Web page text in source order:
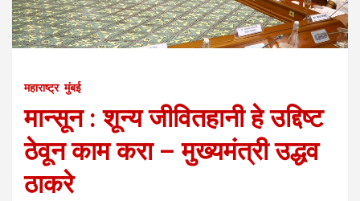
महाराष्ट्र मुंबई
मान्सून : शून्य जीवितहानी हे उद्दिष्ट
ठेवून काम करा – मुख्यमंत्री उद्धव
ठाकरे